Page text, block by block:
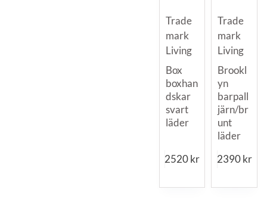
Trade
mark
Living
Box
boxhan
dskar
svart
läder
2520kr
Trade
mark
Living
Brookl
yn
barpall
järn/br
unt
läder
2390kr